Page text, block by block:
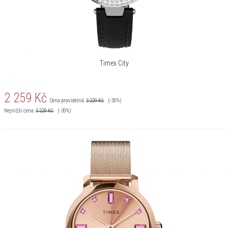
Timex City
2 259 Kč Cena pravidelná:3 229Kč
(-30%)
Nejnižší cena:3 229Kč (-30%)